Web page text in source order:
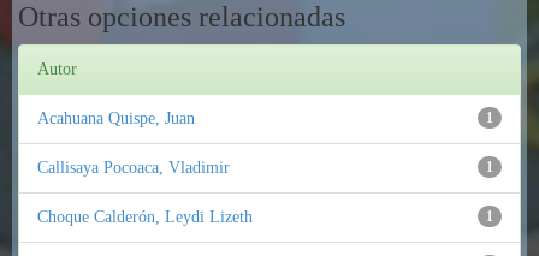
Otras opciones relacionadas
Autor
1
Acahuana Quispe, Juan
1
Callisaya Pocoaca, Vladimir
1
Choque Calderón, Leydi Lizeth